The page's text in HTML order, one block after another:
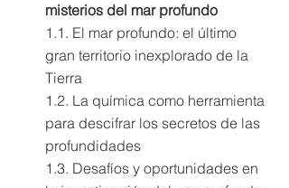
misterios del mar profundo
1.1. El mar profundo: el último
gran territorio inexplorado de la
Tierra
1.2. La química como herramienta
para descifrar los secretos de las
profundidades
1.3. Desafíos y oportunidades en